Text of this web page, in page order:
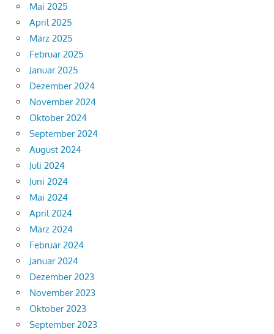
Mai 2025
April 2025
März 2025
Februar 2025
Januar 2025
Dezember 2024
November 2024
Oktober 2024
September 2024
August 2024
Juli 2024
Juni 2024
Mai 2024
April 2024
März 2024
Februar 2024
Januar 2024
Dezember 2023
November 2023
Oktober 2023
September 2023